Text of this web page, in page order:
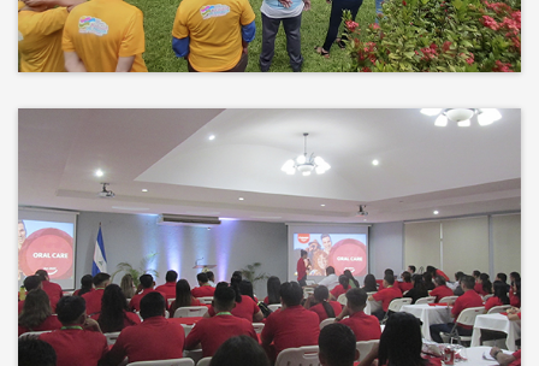
Desconectamos para conectar.
Entre risas, brisa fresca y un
ambiente natural
Events